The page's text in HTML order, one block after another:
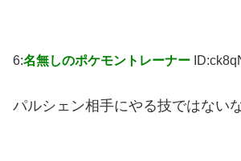
6:名無しのポケモントレーナー
パルシェン相手にやる技ではない